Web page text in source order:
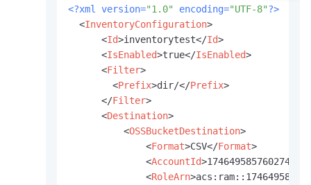
<?xml version="1.0" encoding="UTF-8"?>
<InventoryConfiguration>
<Id>inventorytest</Id>
<IsEnabled>true</IsEnabled>
<Filter>
<Prefix>dir/</Prefix>
</Filter>
<Destination>
<OSSBucketDestination>
<Format>CSV</Format>
<AccountId>1746495857602745
<RoleArn>